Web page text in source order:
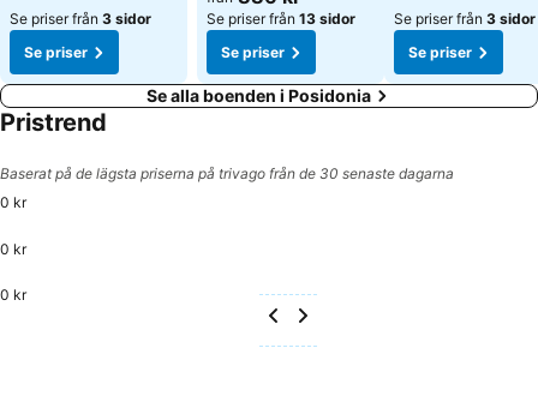
Se priser från 3 sidor
Se priser
Se priser från 13 sidor
Se priser
Se priser från 3 sidor
Se priser
Se alla boenden i Posidonia
Pristrend
Baserat på de lägsta priserna på trivago från de 30 senaste dagarna
0 kr
0 kr
0 kr